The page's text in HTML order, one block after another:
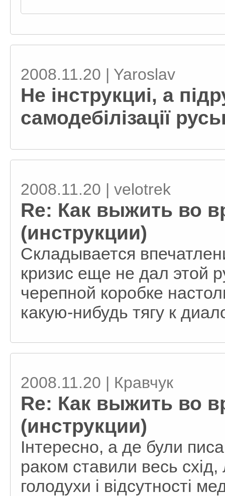
2008.11.20 | Yaroslav
Не інструкциі, а
самодебілізації
2008.11.20 | velotrek
Re: Как выжить во
(инструкции)
Складывается
кризис еще не дал этой
черепной коробке
какую-нибудь тягу к
2008.11.20 | Кравчук
Re: Как выжить во
(инструкции)
Інтересно, а де були
раком ставили весь
голодухи і відсутності